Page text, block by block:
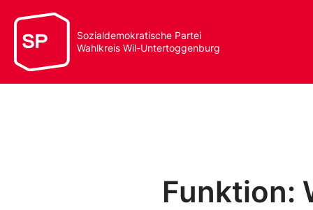
Sozialdemokratische Partei
Wahlkreis Wil-Untertoggenburg
Funktion: